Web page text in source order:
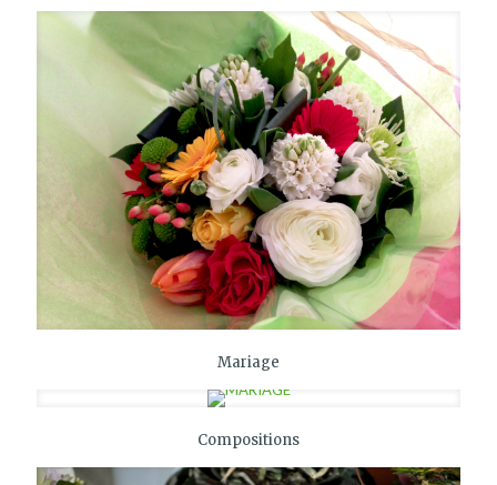
Mariage
Compositions